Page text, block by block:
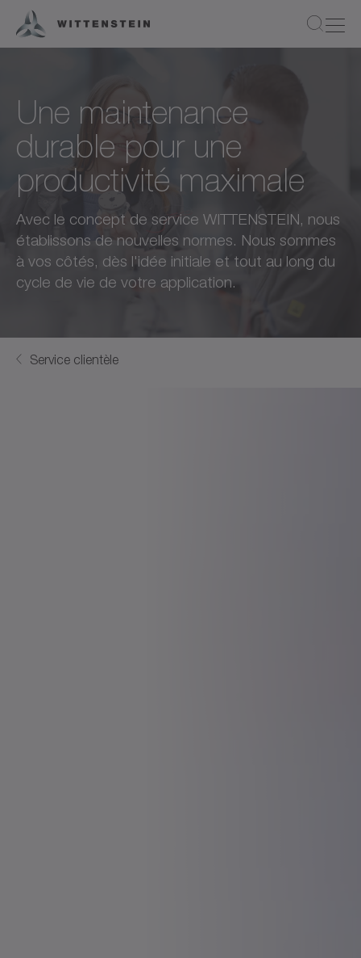
Une maintenance
durable pour une
productivité maximale
Avec le concept de service WITTENSTEIN, nous
établissons de nouvelles normes. Nous sommes
à vos côtés, dès l'idée initiale et tout au long du
cycle de vie de votre application.
Service clientèle